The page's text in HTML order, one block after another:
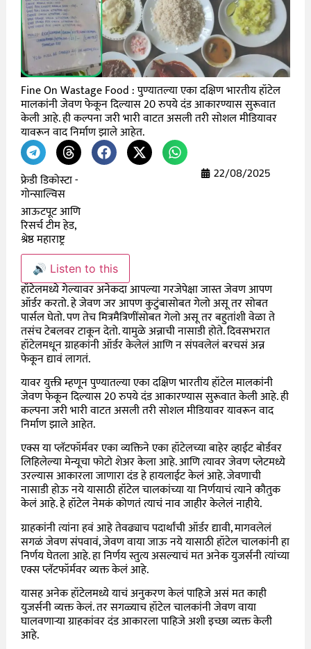
Fine On Wastage Food : पुण्यातल्या एका दक्षिण भारतीय हॉटेल
मालकांनी जेवण फेकून दिल्यास 20 रुपये दंड आकारण्यास सुरूवात
केली आहे. ही कल्पना जरी भारी वाटत असली तरी सोशल मीडियावर
यावरून वाद निर्माण झाले आहेत.
फ्रेडी डिकोस्टा -
गोन्साल्विस
आऊटपूट आणि
रिसर्च टीम हेड,
श्रेष्ठ महाराष्ट्र
22/08/2025
🔊 Listen to this
हॉटेलमध्ये गेल्यावर अनेकदा आपल्या गरजेपेक्षा जास्त जेवण आपण
ऑर्डर करतो. हे जेवण जर आपण कुटुंबासोबत गेलो असू तर सोबत
पार्सल घेतो. पण तेच मित्रमैत्रिणींसोबत गेलो असू तर बहुतांशी वेळा ते
तसंच टेबलवर टाकून देतो. यामुळे अन्नाची नासाडी होते. दिवसभरात
हॉटेलमधून ग्राहकांनी ऑर्डर केलेलं आणि न संपवलेलं बरचसं अन्न
फेकून द्यावं लागतं.
यावर युक्ती म्हणून पुण्यातल्या एका दक्षिण भारतीय हॉटेल मालकांनी
जेवण फेकून दिल्यास 20 रुपये दंड आकारण्यास सुरूवात केली आहे. ही
कल्पना जरी भारी वाटत असली तरी सोशल मीडियावर यावरून वाद
निर्माण झाले आहेत.
एक्स या प्लॅटफॉर्मवर एका व्यक्तिने एका हॉटेलच्या बाहेर व्हाईट बोर्डवर
लिहिलेल्या मेन्यूचा फोटो शेअर केला आहे. आणि त्यावर जेवण प्लेटमध्ये
उरल्यास आकारला जाणारा दंड हे हायलाईट केलं आहे. जेवणाची
नासाडी होऊ नये यासाठी हॉटेल चालकांच्या या निर्णयाचं त्याने कौतुक
केलं आहे. हे हॉटेल नेमकं कोणतं त्याचं नाव जाहीर केलेलं नाहीये.
ग्राहकांनी त्यांना हवं आहे तेवढ्याच पदार्थांची ऑर्डर द्यावी, मागवलेलं
सगळं जेवण संपवावं, जेवण वाया जाऊ नये यासाठी हॉटेल चालकांनी हा
निर्णय घेतला आहे. हा निर्णय स्तुत्य असल्याचं मत अनेक युजर्सनी त्यांच्या
एक्स प्लॅटफॉर्मवर व्यक्त केलं आहे.
यासह अनेक हॉटेलमध्ये याचं अनुकरण केलं पाहिजे असं मत काही
युजर्सनी व्यक्त केलं. तर सगळ्याच हॉटेल चालकांनी जेवण वाया
घालवणाऱ्या ग्राहकांवर दंड आकारला पाहिजे अशी इच्छा व्यक्त केली
आहे.